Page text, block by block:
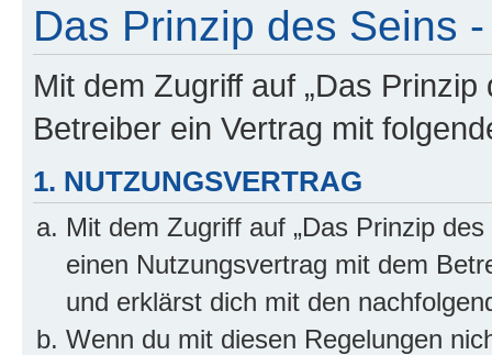
Das Prinzip des Seins
Mit dem Zugriff auf „Das
Betreiber ein Vertrag mit
1. NUTZUNGSVERTRAG
Mit dem Zugriff auf „Das Prinzip
einen Nutzungsvertrag mit dem
und erklärst dich mit den
Wenn du mit diesen Regelungen